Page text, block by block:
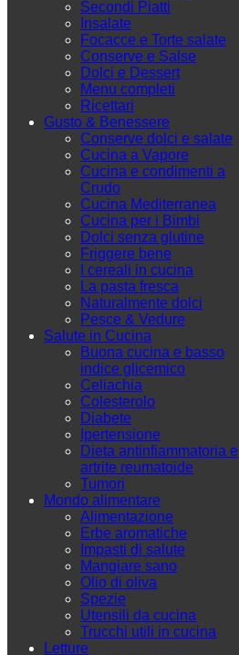
Secondi Piatti
Insalate
Focacce e Torte salate
Conserve e Salse
Dolci e Dessert
Menu completi
Ricettari
Gusto & Benessere
Conserve dolci e salate
Cucina a Vapore
Cucina e condimenti a
Crudo
Cucina Mediterranea
Cucina per i Bimbi
Dolci senza glutine
Friggere bene
I cereali in cucina
La pasta fresca
Naturalmente dolci
Pesce & Vedure
Salute in Cucina
Buona cucina e basso
indice glicemico
Celiachia
Colesterolo
Diabete
Ipertensione
Dieta antinfiammatoria e
artrite reumatoide
Tumori
Mondo alimentare
Alimentazione
Erbe aromatiche
Impasti di salute
Mangiare sano
Olio di oliva
Spezie
Utensili da cucina
Trucchi utili in cucina
Letture